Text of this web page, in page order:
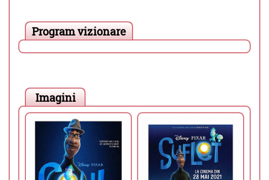
Program vizionare
Imagini